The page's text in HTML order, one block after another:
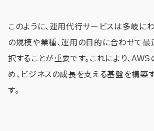
このように、運用代行サービスは多岐に
の規模や業種、運用の目的に合わせて最
択することが重要です。これにより、
め、ビジネスの成長を支える基盤を構築
す。